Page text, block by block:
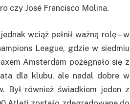
czy José Francisco Molina.
wciąż pełnił ważną rolę – w
League, gdzie w siedmiu
Amsterdam pożegnało się z
dla klubu, ale nadal dobre w
Był również świadkiem jeden z